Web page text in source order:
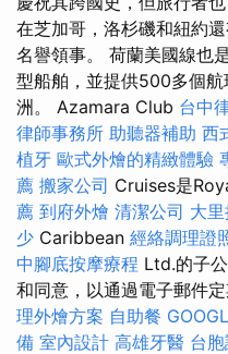
在芝加哥，洛杉磯和紐約
名譽領事。 荷蘭美國線也
型船舶，並提供500多個
洲。 Azamara Club 台中
律師事務所 助聽器補助 西
植牙 歐式外燴的精緻體驗
薦 搬家公司 Cruises是
薦 到府外燴 清潔公司 大
少 Caribbean 經絡調理證
中腳底按摩療程 Ltd.的子
和同意，以通過電子郵件
理外燴方案 自助餐
備 室內設計 高雄牙醫 台